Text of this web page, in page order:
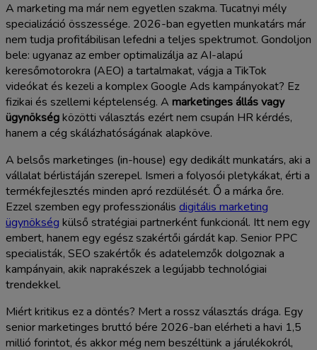
A marketing ma már nem egyetlen szakma. Tucatnyi mély
specializáció összessége. 2026-ban egyetlen munkatárs már
nem tudja profitábilisan lefedni a teljes spektrumot. Gondoljon
bele: ugyanaz az ember optimalizálja az AI-alapú
keresőmotorokra (AEO) a tartalmakat, vágja a TikTok
videókat és kezeli a komplex Google Ads kampányokat? Ez
fizikai és szellemi képtelenség. A marketinges állás vagy
ügynökségközötti választás ezért nem csupán HR kérdés,
hanem a cég skálázhatóságának alapköve.
A belsős marketinges (in-house) egy dedikált munkatárs, aki a
vállalat bérlistáján szerepel. Ismeri a folyosói pletykákat, érti a
termékfejlesztés minden apró rezdülését. Ő a márka őre.
Ezzel szemben egy professzionális digitális marketing
ügynökség külső stratégiai partnerként funkcionál. Itt nem egy
embert, hanem egy egész szakértői gárdát kap. Senior PPC
specialisták, SEO szakértők és adatelemzők dolgoznak a
kampányain, akik naprakészek a legújabb technológiai
trendekkel.
Miért kritikus ez a döntés? Mert a rossz választás drága. Egy
senior marketinges bruttó bére 2026-ban elérheti a havi 1,5
millió forintot, és akkor még nem beszéltünk a járulékokról,